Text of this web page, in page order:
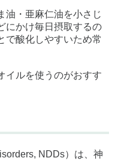
油・亜麻仁油を小さじ
にかけ毎日摂取するの
で酸化しやすいため常
イルを使うのがおすす
NDDs）は、神